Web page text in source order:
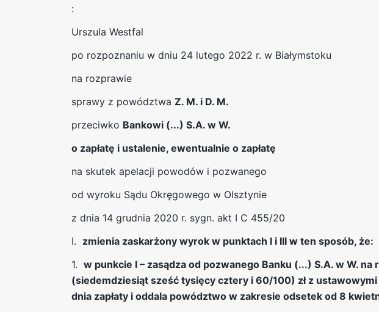
:
Urszula Westfal
po rozpoznaniu w dniu 24 lutego 2022 r. w Białymstoku
na rozprawie
sprawy z powództwa Z. M. i D. M.
przeciwko Bankowi (...) S.A. w W.
o zapłatę i ustalenie, ewentualnie o zapłatę
na skutek apelacji powodów i pozwanego
od wyroku Sądu Okręgowego w Olsztynie
z dnia 14 grudnia 2020 r. sygn. akt I C 455/20
I. zmienia zaskarżony wyrok w punktach I i III w ten sposób, że:
1. w punkcie I – zasądza od pozwanego Banku (...) S.A. w W.
(siedemdziesiąt sześć tysięcy cztery i 60/100) zł z
dnia zapłaty i oddala powództwo w zakresie odsetek od 8